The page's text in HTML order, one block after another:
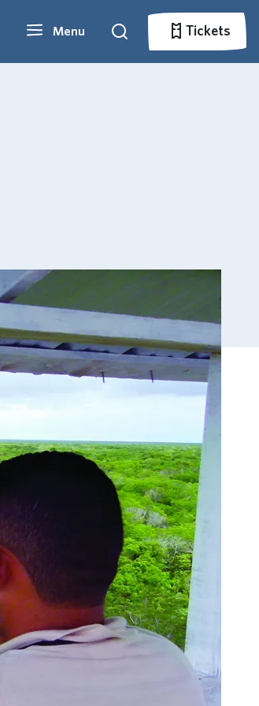
Menu Zoeken Tickets
Tickets